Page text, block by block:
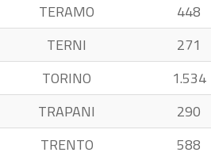
TERAMO
448
TERNI
271
TORINO
1.534
TRAPANI
290
TRENTO
588